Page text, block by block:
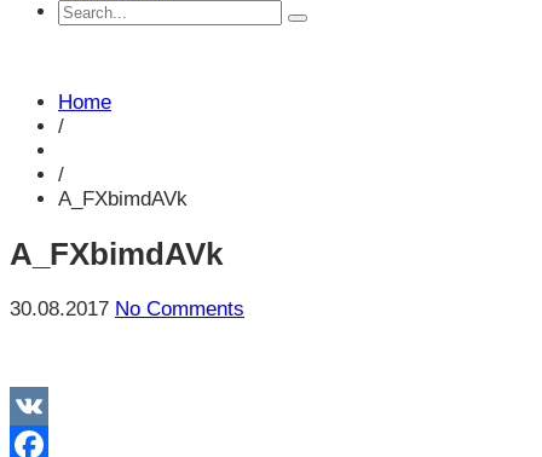
Home
/
/
A_FXbimdAVk
A_FXbimdAVk
30.08.2017 No Comments
VK